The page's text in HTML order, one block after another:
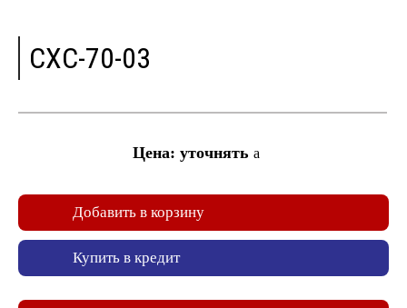
СХС-70-03
Цена: уточнять a
Добавить в корзину
Купить в кредит